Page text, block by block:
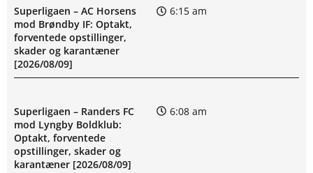
Superligaen – AC Horsens
mod Brøndby IF: Optakt,
forventede opstillinger,
skader og karantæner
[2026/08/09]
6:15 am
Superligaen – Randers FC
mod Lyngby Boldklub:
Optakt, forventede
opstillinger, skader og
karantæner [2026/08/09]
6:08 am